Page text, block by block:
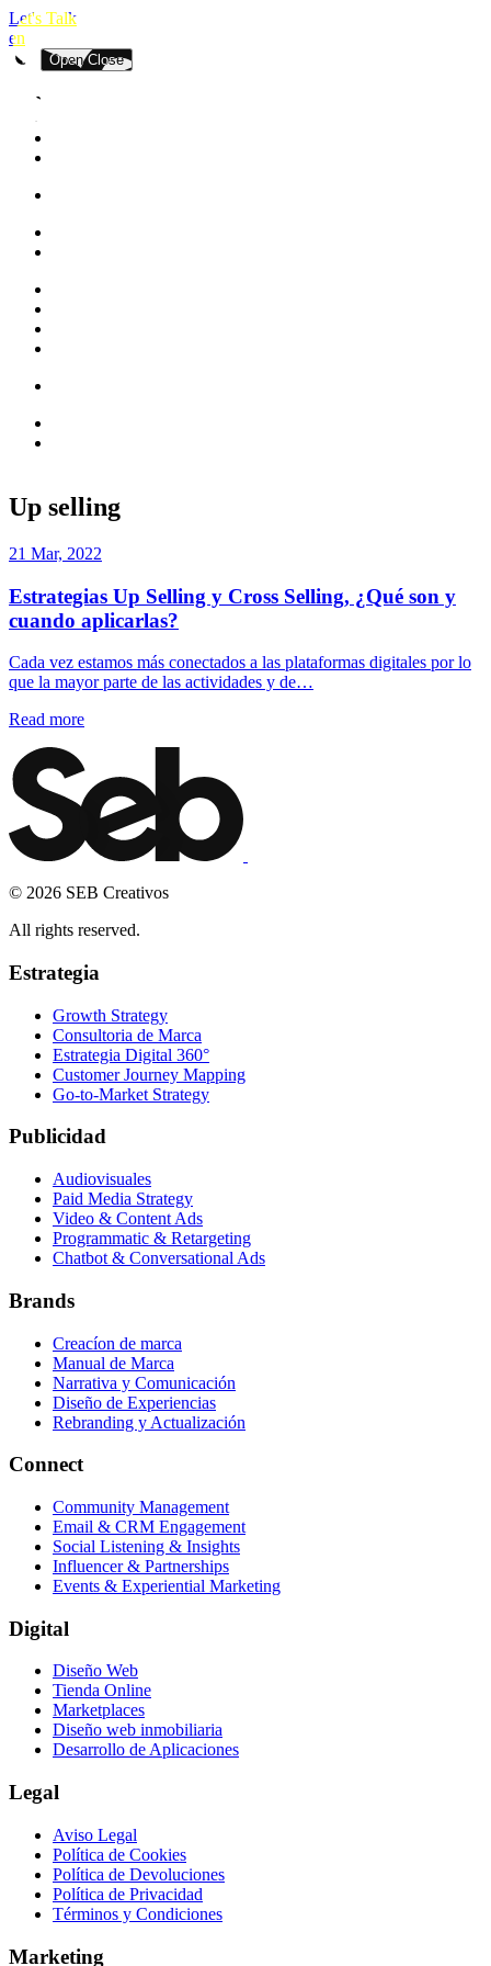
Let's Talk
en
Open Close
Up selling
21 Mar, 2022
Estrategias Up Selling y Cross Selling, ¿Qué son y
cuando aplicarlas?
Cada vez estamos más conectados a las plataformas digitales por lo
que la mayor parte de las actividades y de…
Read more
© 2026 SEB Creativos
All rights reserved.
Estrategia
Growth Strategy
Consultoria de Marca
Estrategia Digital 360°
Customer Journey Mapping
Go-to-Market Strategy
Publicidad
Audiovisuales
Paid Media Strategy
Video & Content Ads
Programmatic & Retargeting
Chatbot & Conversational Ads
Brands
Creacíon de marca
Manual de Marca
Narrativa y Comunicación
Diseño de Experiencias
Rebranding y Actualización
Connect
Community Management
Email & CRM Engagement
Social Listening & Insights
Influencer & Partnerships
Events & Experiential Marketing
Digital
Diseño Web
Tienda Online
Marketplaces
Diseño web inmobiliaria
Desarrollo de Aplicaciones
Legal
Aviso Legal
Política de Cookies
Política de Devoluciones
Política de Privacidad
Términos y Condiciones
Marketing